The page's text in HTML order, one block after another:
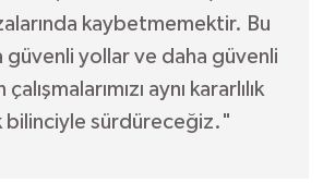
kaybetmemektir. Bu
güvenli yollar ve daha güvenli
aynı kararlılık
bilinciyle sürdüreceğiz."